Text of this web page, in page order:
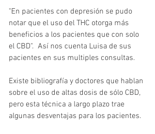
"En pacientes con depresión se pudo
notar que el uso del THC otorga más
beneficios a los pacientes que con solo
el CBD".  Así nos cuenta Luisa de sus
pacientes en sus multiples consultas.
Existe bibliografía y doctores que hablan
sobre el uso de altas dosis de sólo CBD,
pero esta técnica a largo plazo trae
algunas desventajas para los pacientes.